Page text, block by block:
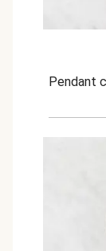
Pendant